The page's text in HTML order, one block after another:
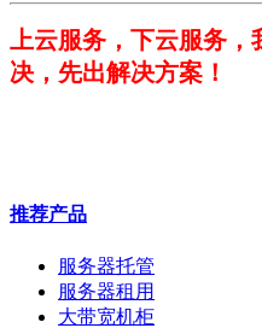
上云服务，下云服务，
决，先出解决方案！
推荐产品
服务器托管
服务器租用
大带宽机柜